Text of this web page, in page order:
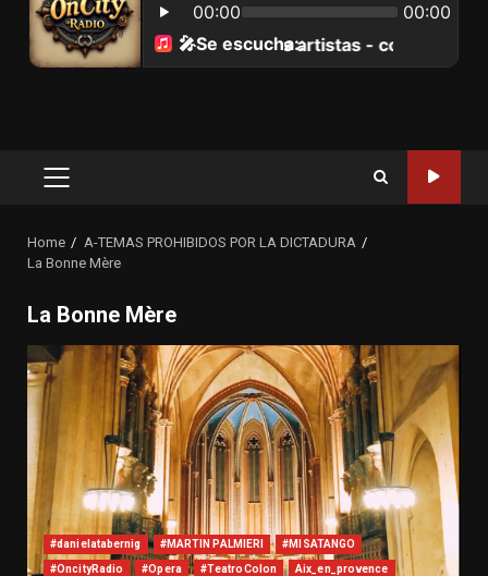
Primary
Home
A-TEMAS PROHIBIDOS POR LA DICTADURA
La Bonne Mère
La Bonne Mère
#danielatabernig #MARTIN PALMIERI #MISATANGO
#OncityRadio #Opera #TeatroColon Aix_en_provence